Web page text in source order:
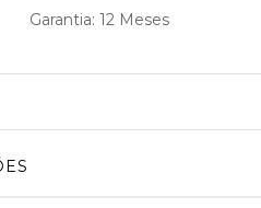
Garantia: 12 Meses